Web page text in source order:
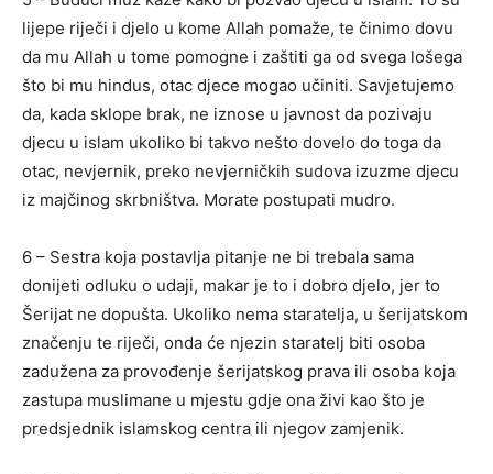
lijepe riječi i djelo u kome Allah pomaže, te činimo dovu
da mu Allah u tome pomogne i zaštiti ga od svega lošega
što bi mu hindus, otac djece mogao učiniti. Savjetujemo
da, kada sklope brak, ne iznose u javnost da pozivaju
djecu u islam ukoliko bi takvo nešto dovelo do toga da
otac, nevjernik, preko nevjerničkih sudova izuzme djecu
iz majčinog skrbništva. Morate postupati mudro.
6 – Sestra koja postavlja pitanje ne bi trebala sama
donijeti odluku o udaji, makar je to i dobro djelo, jer to
Šerijat ne dopušta. Ukoliko nema staratelja, u šerijatskom
značenju te riječi, onda će njezin staratelj biti osoba
zadužena za provođenje šerijatskog prava ili osoba koja
zastupa muslimane u mjestu gdje ona živi kao što je
predsjednik islamskog centra ili njegov zamjenik.